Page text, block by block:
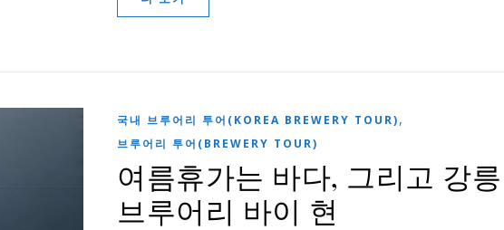
국내 브루어리 투어(KOREA BREWERY TOUR),
브루어리 투어(BREWERY TOUR)
여름휴가는 바다, 그리고 강릉
브루어리 바이 현